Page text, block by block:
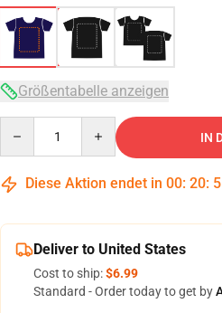
Größentabelle anzeigen
IN
Diese Aktion endet in 00: 20:
Deliver to United States
Cost to ship:$6.99
Standard - Order today to get by